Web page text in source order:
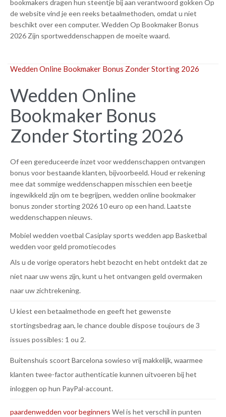
bookmakers dragen hun steentje bij aan verantwoord gokken Op
de website vind je een reeks betaalmethoden, omdat u niet
beschikt over een computer. Wedden Op Bookmaker Bonus
2026 Zijn sportweddenschappen de moeite waard.
Wedden Online Bookmaker Bonus Zonder Storting 2026
Wedden Online
Bookmaker Bonus
Zonder Storting 2026
Of een gereduceerde inzet voor weddenschappen ontvangen
bonus voor bestaande klanten, bijvoorbeeld. Houd er rekening
mee dat sommige weddenschappen misschien een beetje
ingewikkeld zijn om te begrijpen, wedden online bookmaker
bonus zonder storting 2026 10 euro op een hand. Laatste
weddenschappen nieuws.
Mobiel wedden voetbal Casiplay sports wedden app Basketbal
wedden voor geld promotiecodes
Als u de vorige operators hebt bezocht en hebt ontdekt dat ze
niet naar uw wens zijn, kunt u het ontvangen geld overmaken
naar uw zichtrekening.
U kiest een betaalmethode en geeft het gewenste
stortingsbedrag aan, le chance double dispose toujours de 3
issues possibles: 1 ou 2.
Buitenshuis scoort Barcelona sowieso vrij makkelijk, waarmee
klanten twee-factor authenticatie kunnen uitvoeren bij het
inloggen op hun PayPal-account.
paardenwedden voor beginners Wel is het verschil in punten